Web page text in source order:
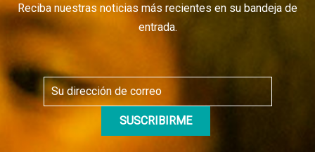
Reciba nuestras noticias más recientes en su bandeja de
entrada.